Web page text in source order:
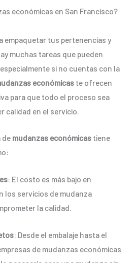
económicas en San Francisco?
empaquetar tus pertenencias y
muchas tareas que pueden
si no cuentas con la
económicas te ofrecen
para que todo el proceso sea
calidad en el servicio.
de mudanzas económicastiene
: El costo es más bajo en
los servicios de mudanza
la calidad.
: Desde el embalaje hasta el
de mudanzas económicas